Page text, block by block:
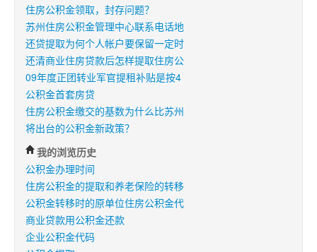
住房公积金领取，封存问题？
苏州住房公积金管理中心联系电话地
还贷提取为何个人帐户要保留一定时
还清商业住房贷款后怎样提取住房公
09年度正团转业军官提租补贴是按4
公积金首套房贷
住房公积金缴交的基数为什么比苏州
将出台的公积金新政策？
我的浏览历史
公积金办理时间
住房公积金的提取和养老保险的转移
公积金转移时的原单位住房公积金代
商业贷款用公积金还款
企业公积金代码